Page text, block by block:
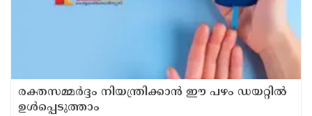
രക്തസമ്മർദ്ദം നിയന്ത്രിക്കാൻ ഈ പഴം ഡയറ്റിൽ
ഉൾപ്പെടുത്താം